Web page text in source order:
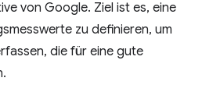
von Google. Ziel ist es, eine
zu definieren, um
die für eine gute